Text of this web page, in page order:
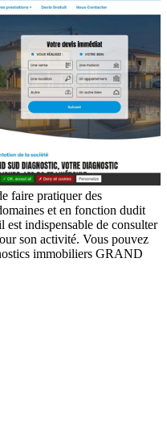
faire pratiquer des
et en fonction dudit
est indispensable de consulter
son activité. Vous pouvez
immobiliers GRAND